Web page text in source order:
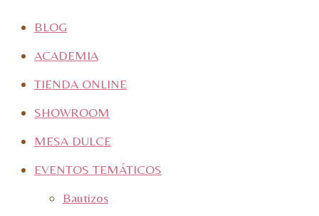
BLOG
ACADEMIA
TIENDA ONLINE
SHOWROOM
MESA DULCE
EVENTOS TEMÁTICOS
Bautizos